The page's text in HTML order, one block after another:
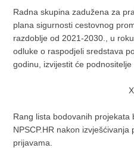
Radna skupina zadužena za
plana sigurnosti cestovnog
razdoblje od 2021-2030., u
odluke o raspodjeli sredstava
godinu, izvijestit će
Rang lista bodovanih projekata
NPSCP.HR nakon
prijavama.